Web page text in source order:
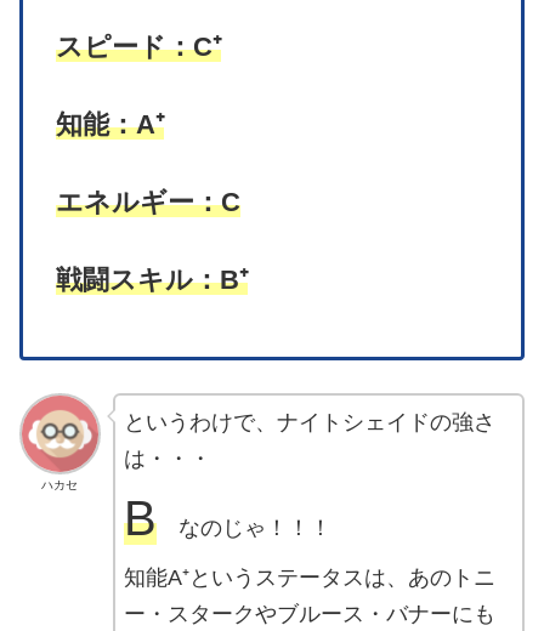
スピード：C⁺
知能：A⁺
エネルギー：C
戦闘スキル：B⁺
ハカセ
というわけで、ナイトシェイドの強さ
は・・・
Bなのじゃ！！！
知能A⁺というステータスは、あのトニ
ー・スタークやブルース・バナーにも